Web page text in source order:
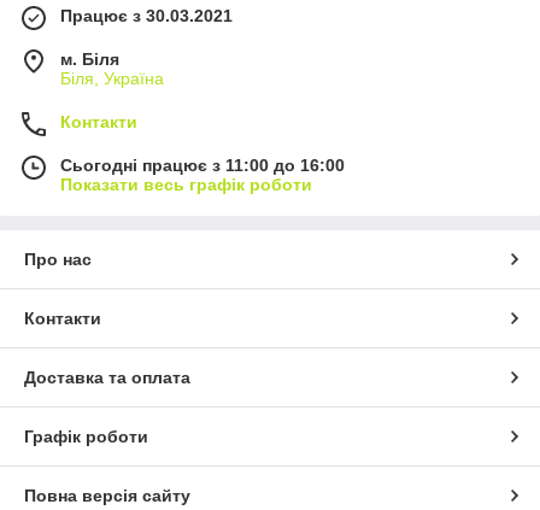
Працює з 30.03.2021
м. Біля
Біля, Україна
Контакти
Сьогодні працює з 11:00 до 16:00
Показати весь графік роботи
Про нас
Контакти
Доставка та оплата
Графік роботи
Повна версія сайту